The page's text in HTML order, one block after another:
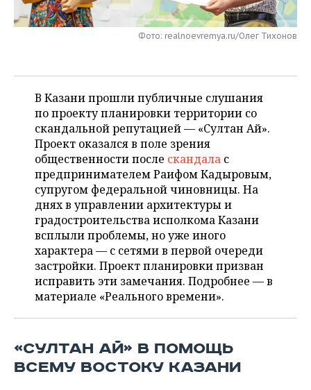
ОПК
ТРАНСПОРТ
IT
НОВОСТИ МЕРОПРИЯТИЙ
ВЫЕЗДНАЯ РЕДАКЦИЯ
ONLINE-КОНФЕРЕНЦИИ
ОТКРЫТАЯ ЛЕКЦИЯ
СПОРТ
ХОККЕЙ
БАСКЕТБОЛ
ВОЛЕЙБОЛ
КИБЕРСПОРТ
ФИГУРНОЕ КАТАНИЕ
ВОДНЫЕ ВИДЫ СПОРТА
ХОККЕЙ С МЯЧОМ
ВЛАСТЬ
ИНФРАСТРУКТУРА
ИСТОРИЯ
КУЛЬТУРА
МЕДИЦИНА
ОБРАЗОВАНИЕ
ПРОИСШЕСТВИЯ
СЮЖЕТЫ
СПРАВОЧНИК
СПИСОК ПЕРСОН
СПИСОК КОМПАНИЙ
ПОЛНАЯ ВЕРСИЯ
Фото: realnoevremya.ru/Олег Тихонов
В Казани прошли публичные слушания
по проекту планировки территории со
скандальной репутацией — «Султан Ай».
Проект оказался в поле зрения
общественности после скандала с
предпринимателем Раифом Кадыровым,
супругом федеральной чиновницы. На
днях в управлении архитектуры и
градостроительства исполкома Казани
всплыли проблемы, но уже иного
характера — с сетями в первой очереди
застройки. Проект планировки призван
исправить эти замечания. Подробнее — в
материале «Реального времени».
«СУЛТАН АЙ» В ПОМОЩЬ
ВСЕМУ ВОСТОКУ КАЗАНИ